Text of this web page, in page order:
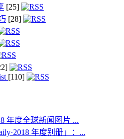
[25]
[28]
[110]
年度全球新闻图片 ...
年度别册」：...